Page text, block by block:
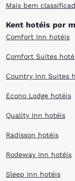
Mais bem
Kent hotéis por
Comfort Inn hotéis
Comfort Suites
Country Inn Suites
Econo Lodge hotéis
Quality Inn hotéis
Radisson hotéis
Rodeway Inn hotéis
Sleep Inn hotéis